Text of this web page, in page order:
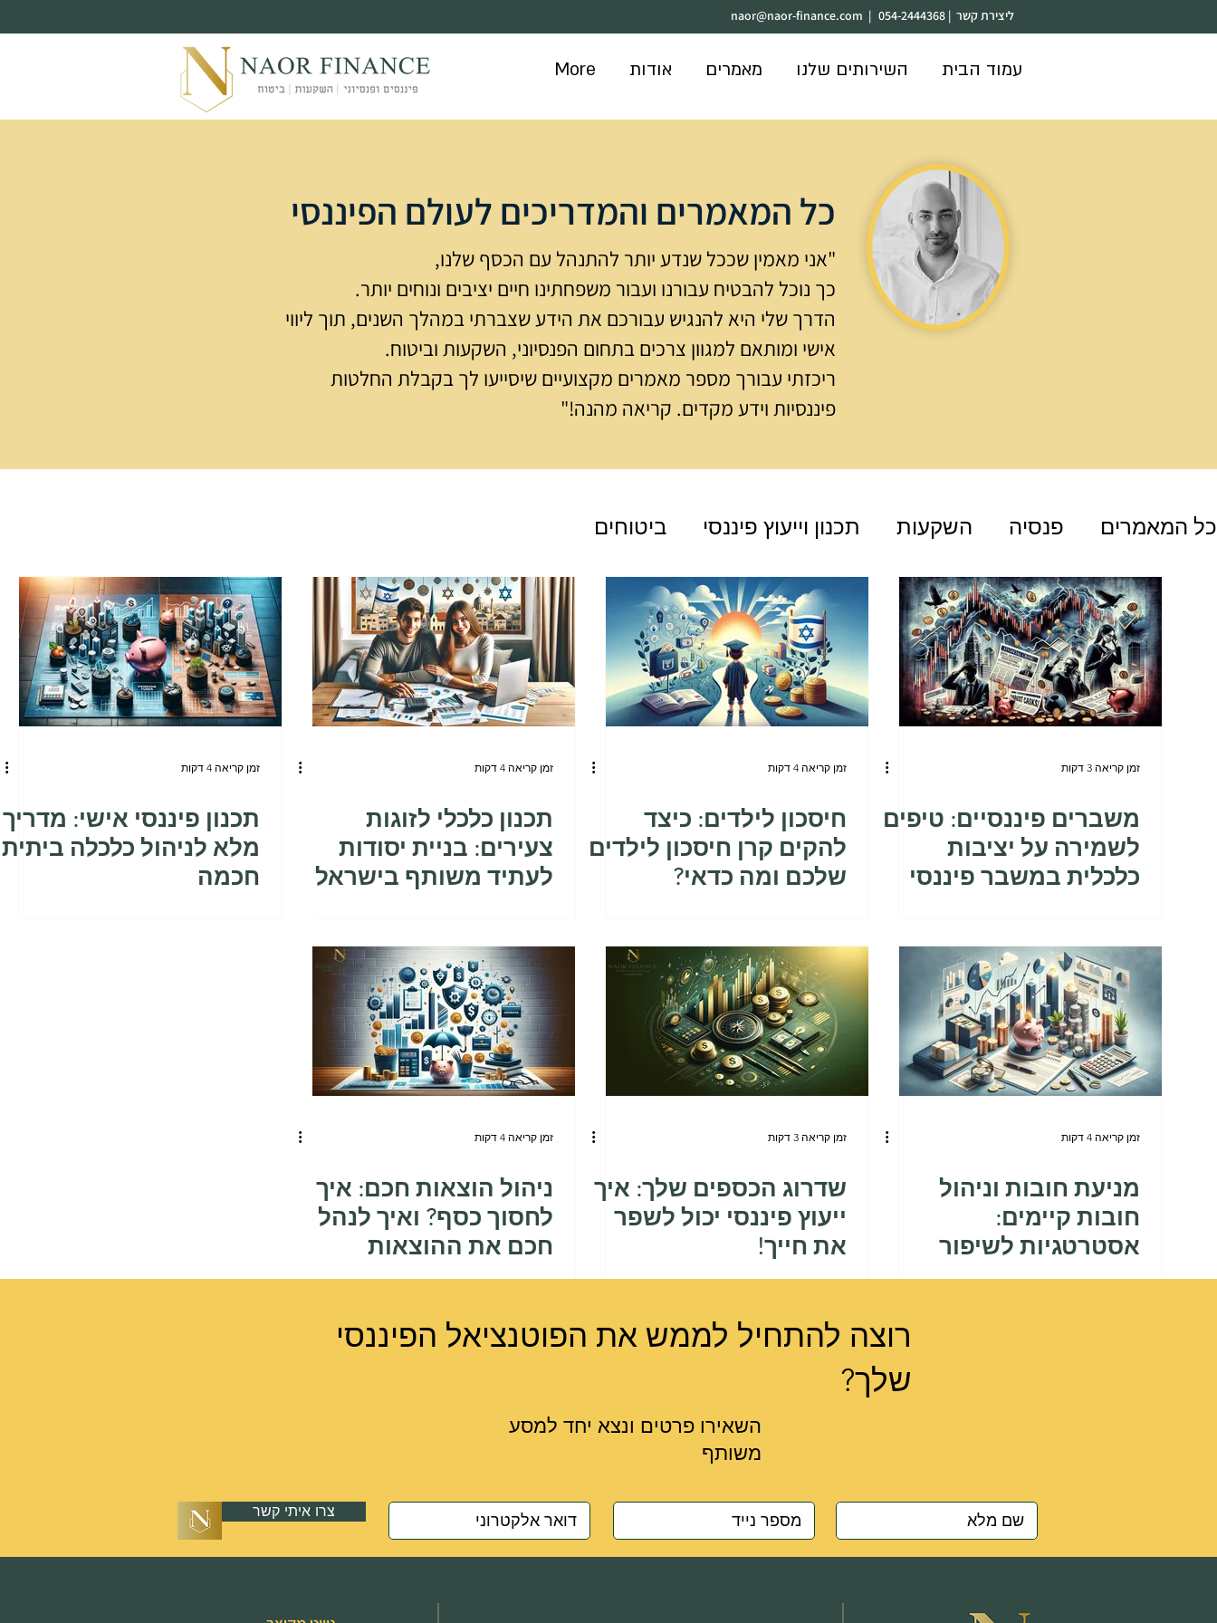
ליצירת קשר | 054-2444368 naor@naor-finance.com |
עמוד הבית השירותים שלנו מאמרים אודות More
כל המאמרים והמדריכים לעולם הפיננסי
"אני מאמין שככל שנדע יותר להתנהל עם הכסף שלנו,
כך נוכל להבטיח עבורנו ועבור משפחתינו חיים יציבים ונוחים יותר.
הדרך שלי היא להנגיש עבורכם את הידע שצברתי במהלך השנים, תוך ליווי
אישי ומותאם למגוון צרכים בתחום הפנסיוני, השקעות וביטוח.
ריכזתי עבורך מספר מאמרים מקצועיים שיסייעו לך בקבלת החלטות
פיננסיות וידע מקדים. קריאה מהנה!"
כל המאמרים פנסיה השקעות תכנון וייעוץ פיננסי ביטוחים
זמן קריאה 3 דקות
משברים פיננסיים: טיפים
לשמירה על יציבות
כלכלית במשבר פיננסי
זמן קריאה 4 דקות
חיסכון לילדים: כיצד
להקים קרן חיסכון לילדים
שלכם ומה כדאי?
זמן קריאה 4 דקות
תכנון כלכלי לזוגות
צעירים: בניית יסודות
לעתיד משותף בישראל
זמן קריאה 4 דקות
תכנון פיננסי אישי: מדריך
מלא לניהול כלכלה ביתית
חכמה
זמן קריאה 4 דקות
מניעת חובות וניהול
חובות קיימים:
אסטרטגיות לשיפור
המצב הפיננסי
זמן קריאה 3 דקות
שדרוג הכספים שלך: איך
ייעוץ פיננסי יכול לשפר
את חייך!
זמן קריאה 4 דקות
ניהול הוצאות חכם: איך
לחסוך כסף? ואיך לנהל
חכם את ההוצאות
רוצה להתחיל לממש את הפוטנציאל הפיננסי
שלך?
השאירו פרטים ונצא יחד למסע
משותף
צרו איתי קשר